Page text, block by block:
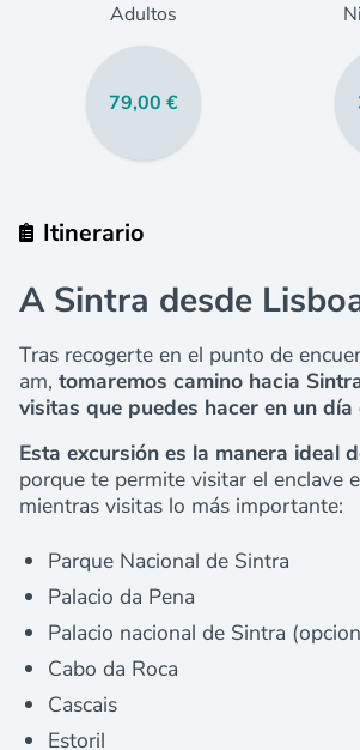
Adultos
79,00 €
Itinerario
A Sintra desde
Tras recogerte en el punto de
am, tomaremos camino hacia
visitas que puedes hacer en un
Esta excursión es la manera ideal
porque te permite visitar el enclave
mientras visitas lo más importante:
Parque Nacional de Sintra
Palacio da Pena
Palacio nacional de Sintra
Cabo da Roca
Cascais
Estoril